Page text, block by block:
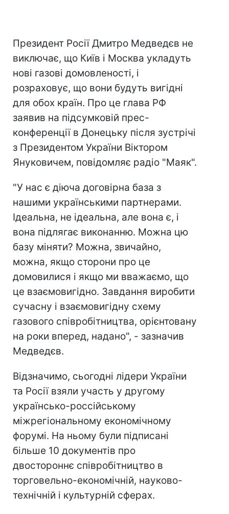
Президент Росії Дмитро Медведєв не
виключає, що Київ і Москва укладуть
нові газові домовленості, і
розраховує, що вони будуть вигідні
для обох країн. Про це глава РФ
заявив на підсумковій прес-
конференції в Донецьку після зустрічі
з Президентом України Віктором
Януковичем, повідомляє радіо "Маяк".
"У нас є діюча договірна база з
нашими українськими партнерами.
Ідеальна, не ідеальна, але вона є, і
вона підлягає виконанню. Можна цю
базу міняти? Можна, звичайно,
можна, якщо сторони про це
домовилися і якщо ми вважаємо, що
це взаємовигідно. Завдання виробити
сучасну і взаємовигідну схему
газового співробітництва, орієнтовану
на роки вперед, надано", - зазначив
Медведєв.
Відзначимо, сьогодні лідери України
та Росії взяли участь у другому
українсько-россійському
міжрегіональному економічному
форумі. На ньому були підписані
більше 10 документів про
двостороннє співробітництво в
торговельно-економічній, науково-
технічній і культурній сферах.